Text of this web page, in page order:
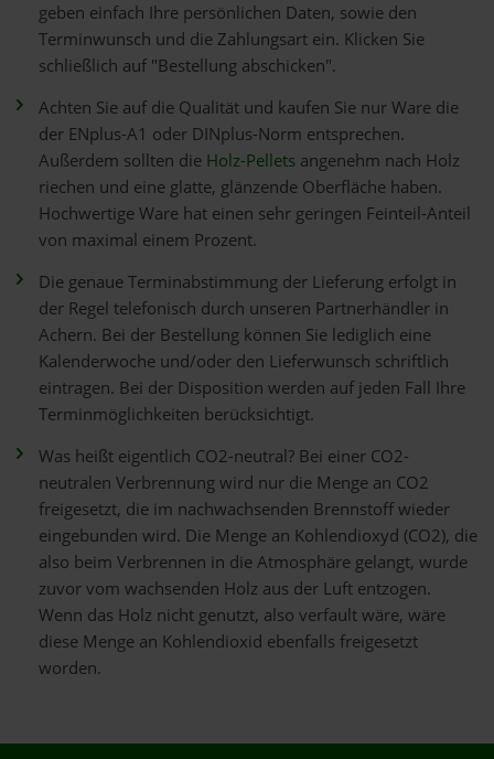
geben einfach Ihre persönlichen Daten, sowie den
Terminwunsch und die Zahlungsart ein. Klicken Sie
schließlich auf "Bestellung abschicken".
Achten Sie auf die Qualität und kaufen Sie nur Ware die
der ENplus-A1 oder DINplus-Norm entsprechen.
Außerdem sollten die Holz-Pellets angenehm nach Holz
riechen und eine glatte, glänzende Oberfläche haben.
Hochwertige Ware hat einen sehr geringen Feinteil-Anteil
von maximal einem Prozent.
Die genaue Terminabstimmung der Lieferung erfolgt in
der Regel telefonisch durch unseren Partnerhändler in
Achern. Bei der Bestellung können Sie lediglich eine
Kalenderwoche und/oder den Lieferwunsch schriftlich
eintragen. Bei der Disposition werden auf jeden Fall Ihre
Terminmöglichkeiten berücksichtigt.
Was heißt eigentlich CO2-neutral? Bei einer CO2-
neutralen Verbrennung wird nur die Menge an CO2
freigesetzt, die im nachwachsenden Brennstoff wieder
eingebunden wird. Die Menge an Kohlendioxyd (CO2), die
also beim Verbrennen in die Atmosphäre gelangt, wurde
zuvor vom wachsenden Holz aus der Luft entzogen.
Wenn das Holz nicht genutzt, also verfault wäre, wäre
diese Menge an Kohlendioxid ebenfalls freigesetzt
worden.